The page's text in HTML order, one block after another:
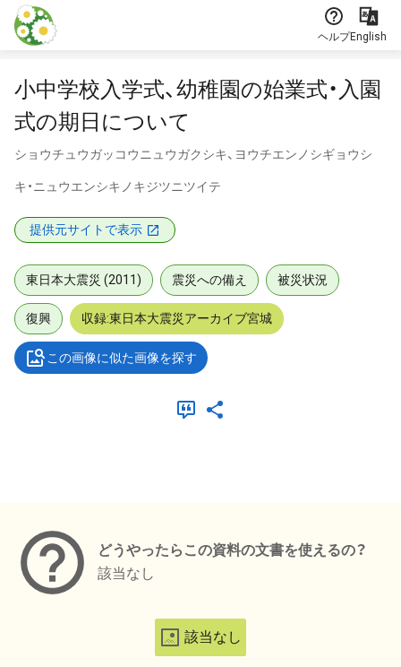
本文に飛ぶ
ヘルプEnglish
小中学校入学式、幼稚園の始業式・入園
式の期日について
ショウチュウガッコウニュウガクシキ、ヨウチエンノシギョウシ
キ・ニュウエンシキノキジツニツイテ
提供元サイトで表示
東日本大震災 (2011) 震災への備え 被災状況
復興 収録:東日本大震災アーカイブ宮城
この画像に似た画像を探す
どうやったらこの資料の文書を使えるの？
該当なし
該当なし